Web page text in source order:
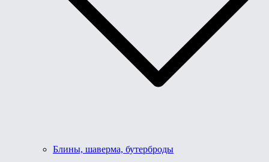
Блины, шаверма, бутерброды